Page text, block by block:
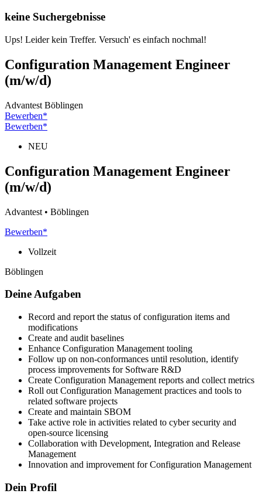
keine Suchergebnisse
Ups! Leider kein Treffer. Versuch' es einfach nochmal!
Configuration Management Engineer
(m/w/d)
Advantest Böblingen
Bewerben*
Bewerben*
NEU
Configuration Management Engineer
(m/w/d)
Advantest • Böblingen
Bewerben*
Vollzeit
Böblingen
Deine Aufgaben
Record and report the status of configuration items and
modifications
Create and audit baselines
Enhance Configuration Management tooling
Follow up on non-conformances until resolution, identify
process improvements for Software R&D
Create Configuration Management reports and collect metrics
Roll out Configuration Management practices and tools to
related software projects
Create and maintain SBOM
Take active role in activities related to cyber security and
open-source licensing
Collaboration with Development, Integration and Release
Management
Innovation and improvement for Configuration Management
Dein Profil